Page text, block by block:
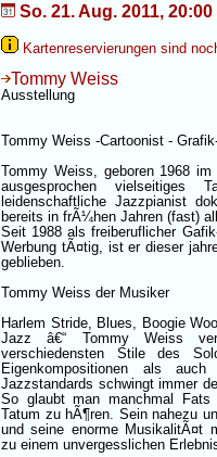
So. 21. Aug. 2011, 20:00
Kartenreservierungen sind
Tommy Weiss
Ausstellung
Tommy Weiss -Cartoonist -
Tommy Weiss, geboren 1968
ausgesprochen vielseitiges
leidenschaftliche Jazzpianist
bereits in frÃ¼hen Jahren (fast)
Seit 1988 als freiberuflicher
Werbung tÃ¤tig, ist er dieser
geblieben.
Tommy Weiss der Musiker
Harlem Stride, Blues, Boogie
Jazz â€“ Tommy Weiss
verschiedensten Stile des
Eigenkompositionen als
Jazzstandards schwingt immer
So glaubt man manchmal
Tatum zu hÃ¶ren. Sein nahezu
und seine enorme MusikalitÃ¤t
zu einem unvergesslichen